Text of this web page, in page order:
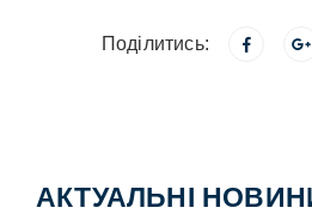
Поділитись:
АКТУАЛЬНІ